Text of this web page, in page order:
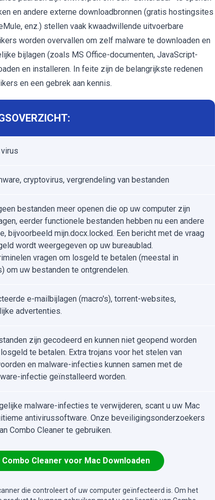
en andere externe downloadbronnen (gratis hostingsites
enz.) stellen vaak kwaadwillende uitvoerbare
worden overvallen om zelf malware te downloaden en
bijlagen (zoals MS Office-documenten, JavaScript-
en installeren. In feite zijn de belangrijkste redenen
en een gebrek aan kennis.
cryptovirus, vergrendeling van bestanden
bestanden meer openen die op uw computer zijn
eerder functionele bestanden hebben nu een andere
bijvoorbeeld mijn.docx.locked. Een bericht met de vraag
wordt weergegeven op uw bureaublad.
vragen om losgeld te betalen (meestal in
om uw bestanden te ontgrendelen.
e-mailbijlagen (macro's), torrent-websites,
advertenties.
zijn gecodeerd en kunnen niet geopend worden
te betalen. Extra trojans voor het stelen van
en malware-infecties kunnen samen met de
infectie geïnstalleerd worden.
malware-infecties te verwijderen, scant u uw Mac
antivirussoftware. Onze beveiligingsonderzoekers
Combo Cleaner te gebruiken.
Combo Cleaner voor Mac Downloaden
die controleert of uw computer geïnfecteerd is. Om het